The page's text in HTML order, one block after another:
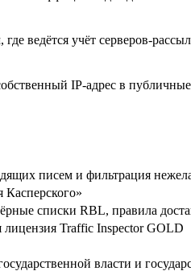
ведётся учёт серверов-
IP-адрес в
писем и фильтрация
Касперского»
списки RBL, правила
Traffic Inspector GOLD
власти и